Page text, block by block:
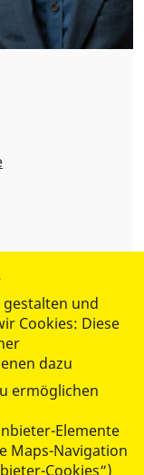
und
Cookies: Diese
dazu
ermöglichen
Elemente
Maps-Navigation
Cookies“)